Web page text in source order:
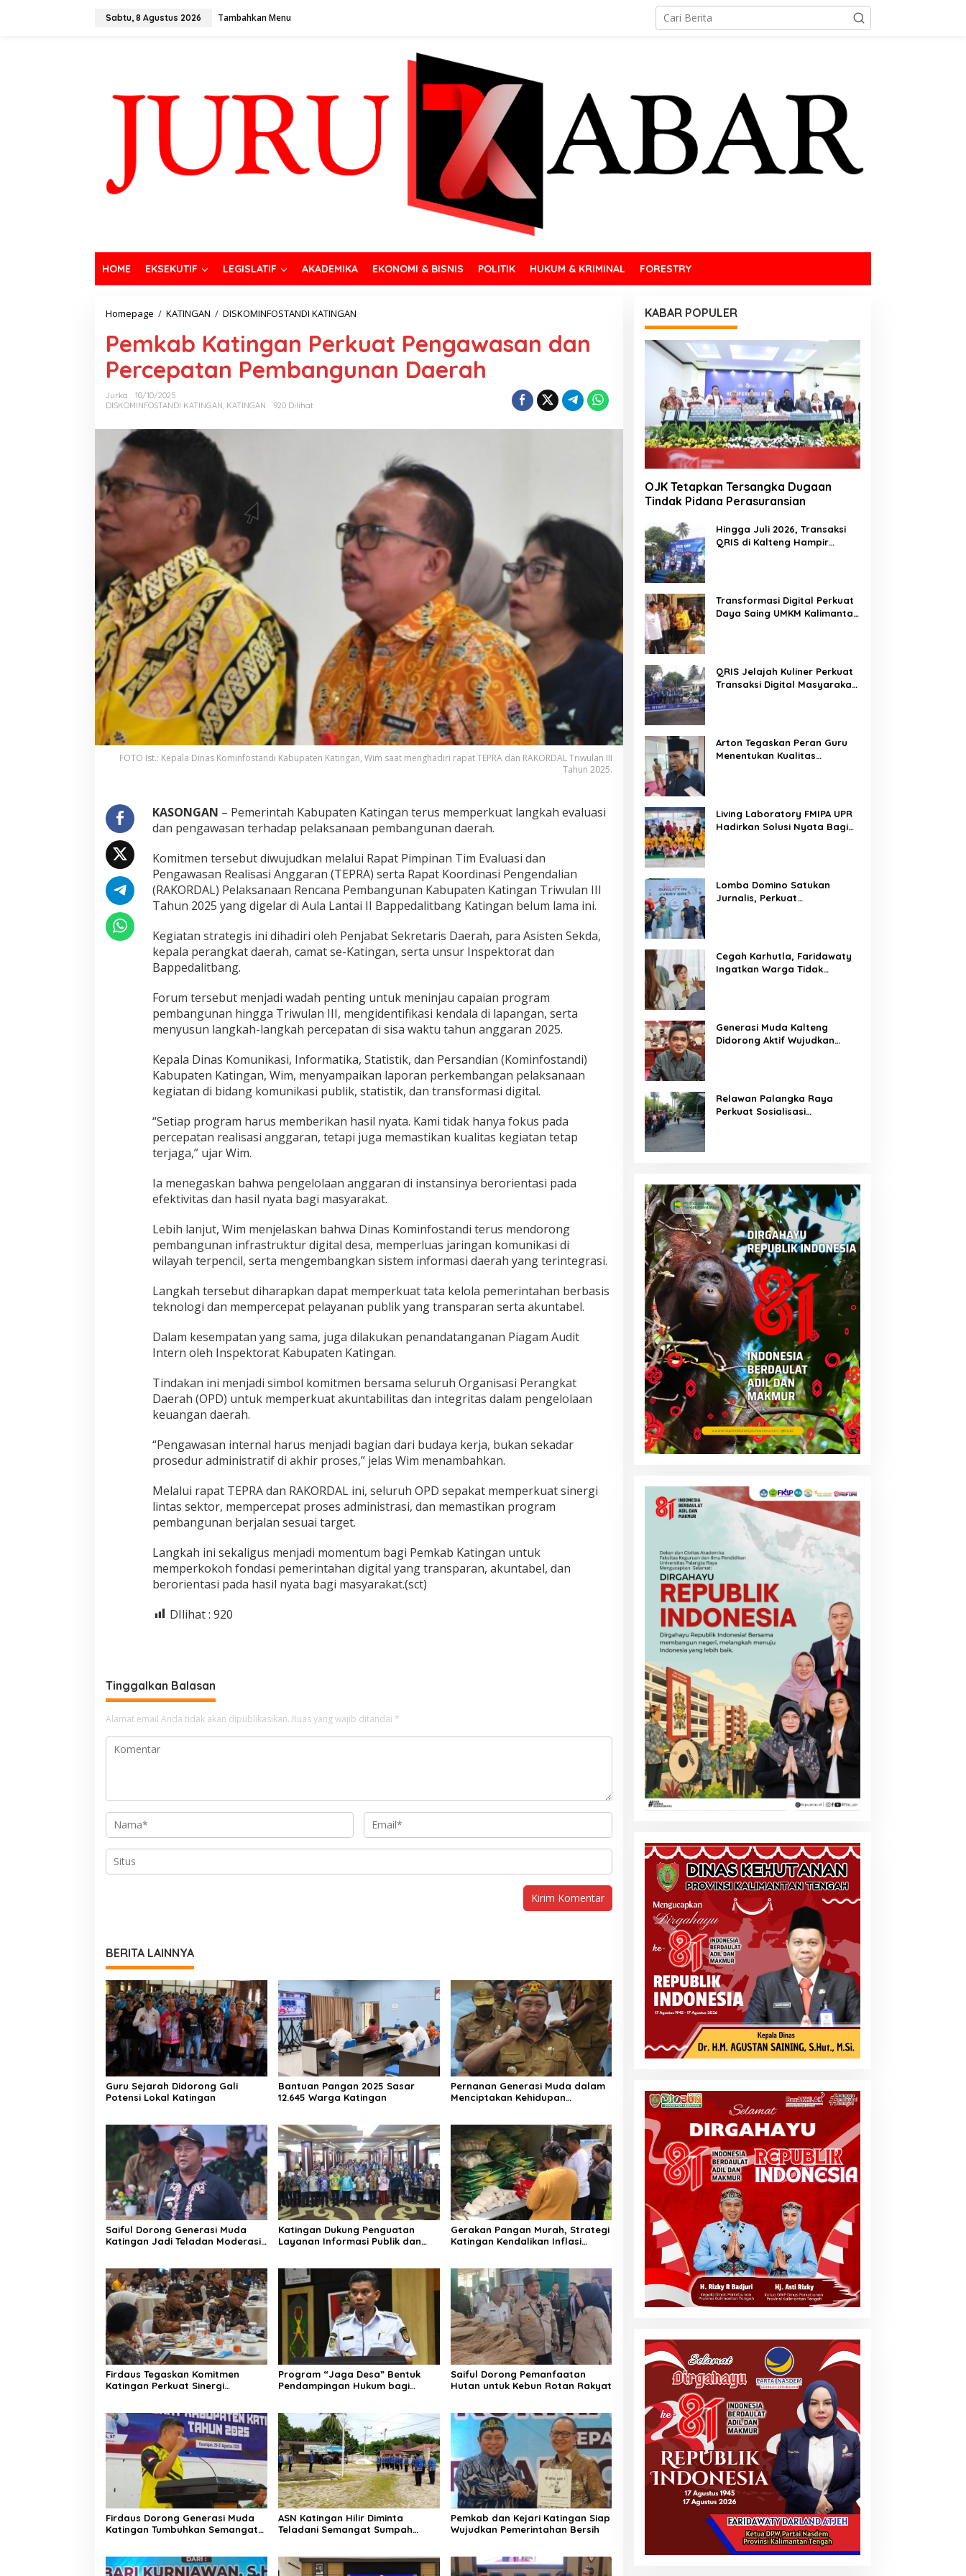
Sabtu, 8 Agustus 2026 Tambahkan Menu
HOME EKSEKUTIF LEGISLATIF AKADEMIKA EKONOMI & BISNIS POLITIK HUKUM & KRIMINAL FORESTRY
Homepage / KATINGAN / DISKOMINFOSTANDI KATINGAN
Pemkab Katingan Perkuat Pengawasan dan
Percepatan Pembangunan Daerah
Jurka
10/10/2025
DISKOMINFOSTANDI KATINGAN, KATINGAN 920 Dilihat
FOTO Ist.: Kepala Dinas Kominfostandi Kabupaten Katingan, Wim saat menghadiri rapat TEPRA dan RAKORDAL Triwulan III
Tahun 2025.
KASONGAN – Pemerintah Kabupaten Katingan terus memperkuat langkah evaluasi
dan pengawasan terhadap pelaksanaan pembangunan daerah.
Komitmen tersebut diwujudkan melalui Rapat Pimpinan Tim Evaluasi dan
Pengawasan Realisasi Anggaran (TEPRA) serta Rapat Koordinasi Pengendalian
(RAKORDAL) Pelaksanaan Rencana Pembangunan Kabupaten Katingan Triwulan III
Tahun 2025 yang digelar di Aula Lantai II Bappedalitbang Katingan belum lama ini.
Kegiatan strategis ini dihadiri oleh Penjabat Sekretaris Daerah, para Asisten Sekda,
kepala perangkat daerah, camat se-Katingan, serta unsur Inspektorat dan
Bappedalitbang.
Forum tersebut menjadi wadah penting untuk meninjau capaian program
pembangunan hingga Triwulan III, mengidentifikasi kendala di lapangan, serta
menyusun langkah-langkah percepatan di sisa waktu tahun anggaran 2025.
Kepala Dinas Komunikasi, Informatika, Statistik, dan Persandian (Kominfostandi)
Kabupaten Katingan, Wim, menyampaikan laporan perkembangan pelaksanaan
kegiatan di bidang komunikasi publik, statistik, dan transformasi digital.
“Setiap program harus memberikan hasil nyata. Kami tidak hanya fokus pada
percepatan realisasi anggaran, tetapi juga memastikan kualitas kegiatan tetap
terjaga,” ujar Wim.
Ia menegaskan bahwa pengelolaan anggaran di instansinya berorientasi pada
efektivitas dan hasil nyata bagi masyarakat.
Lebih lanjut, Wim menjelaskan bahwa Dinas Kominfostandi terus mendorong
pembangunan infrastruktur digital desa, memperluas jaringan komunikasi di
wilayah terpencil, serta mengembangkan sistem informasi daerah yang terintegrasi.
Langkah tersebut diharapkan dapat memperkuat tata kelola pemerintahan berbasis
teknologi dan mempercepat pelayanan publik yang transparan serta akuntabel.
Dalam kesempatan yang sama, juga dilakukan penandatanganan Piagam Audit
Intern oleh Inspektorat Kabupaten Katingan.
Tindakan ini menjadi simbol komitmen bersama seluruh Organisasi Perangkat
Daerah (OPD) untuk memperkuat akuntabilitas dan integritas dalam pengelolaan
keuangan daerah.
“Pengawasan internal harus menjadi bagian dari budaya kerja, bukan sekadar
prosedur administratif di akhir proses,” jelas Wim menambahkan.
Melalui rapat TEPRA dan RAKORDAL ini, seluruh OPD sepakat memperkuat sinergi
lintas sektor, mempercepat proses administrasi, dan memastikan program
pembangunan berjalan sesuai target.
Langkah ini sekaligus menjadi momentum bagi Pemkab Katingan untuk
memperkokoh fondasi pemerintahan digital yang transparan, akuntabel, dan
berorientasi pada hasil nyata bagi masyarakat.(sct)
DIlihat : 920
Tinggalkan Balasan
Alamat email Anda tidak akan dipublikasikan. Ruas yang wajib ditandai *
BERITA LAINNYA
Guru Sejarah Didorong Gali
Potensi Lokal Katingan
Bantuan Pangan 2025 Sasar
12.645 Warga Katingan
Pernanan Generasi Muda dalam
Menciptakan Kehidupan
Saiful Dorong Generasi Muda
Katingan Jadi Teladan Moderasi
Katingan Dukung Penguatan
Layanan Informasi Publik dan
Gerakan Pangan Murah, Strategi
Katingan Kendalikan Inflasi
Firdaus Tegaskan Komitmen
Katingan Perkuat Sinergi
Program “Jaga Desa” Bentuk
Pendampingan Hukum bagi
Saiful Dorong Pemanfaatan
Hutan untuk Kebun Rotan Rakyat
Firdaus Dorong Generasi Muda
Katingan Tumbuhkan Semangat
ASN Katingan Hilir Diminta
Teladani Semangat Sumpah
Pemkab dan Kejari Katingan Siap
Wujudkan Pemerintahan Bersih
KABAR POPULER
OJK Tetapkan Tersangka Dugaan
Tindak Pidana Perasuransian
Hingga Juli 2026, Transaksi
QRIS di Kalteng Hampir
Transformasi Digital Perkuat
Daya Saing UMKM Kalimantan
QRIS Jelajah Kuliner Perkuat
Transaksi Digital Masyarakat
Arton Tegaskan Peran Guru
Menentukan Kualitas
Living Laboratory FMIPA UPR
Hadirkan Solusi Nyata Bagi
Lomba Domino Satukan
Jurnalis, Perkuat
Cegah Karhutla, Faridawaty
Ingatkan Warga Tidak
Generasi Muda Kalteng
Didorong Aktif Wujudkan
Relawan Palangka Raya
Perkuat Sosialisasi